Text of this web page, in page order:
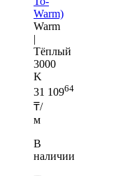
Warm)
Warm
|
Тёплый
3000
K
31 10964
₸/
м
В
наличии